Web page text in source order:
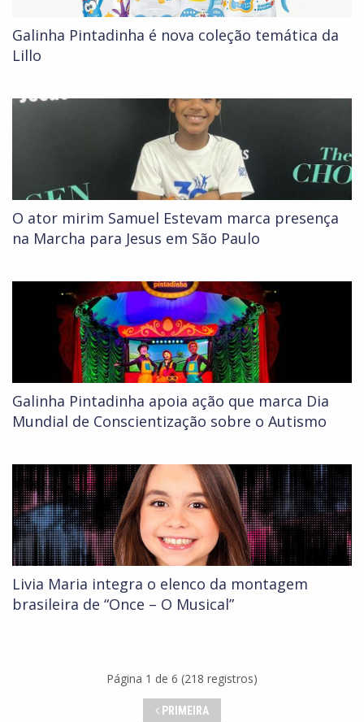
Galinha Pintadinha é nova coleção temática da
Lillo
O ator mirim Samuel Estevam marca presença
na Marcha para Jesus em São Paulo
Galinha Pintadinha apoia ação que marca Dia
Mundial de Conscientização sobre o Autismo
Livia Maria integra o elenco da montagem
brasileira de “Once – O Musical”
Página 1 de 6 (218 registros)
PRIMEIRA